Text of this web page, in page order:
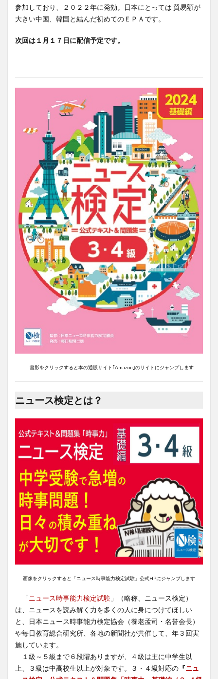
参加しており、２０２２年に発効。日本にとっては 貿易額が
大きい中国、韓国と結んだ初めてのＥＰＡです。
次回は１月１７日に配信予定です。
書影をクリックすると本の通販サイト｢Amazon｣のサイトにジャンプします
ニュース検定とは？
画像をクリックすると「ニュース時事能力検定試験」公式HPにジャンプします
「ニュース時事能力検定試験 」（略称、ニュース検定）
は、ニュースを読み解く力を多くの人に身につけてほしい
と、日本ニュース時事能力検定協会（養老孟司・名誉会長）
や毎日教育総合研究所、各地の新聞社が共催して、年３回実
施しています。
１級～５級まで６段階ありますが、４級は主に中学生以
上、３級は中高校生以上が対象です。３・４級対応の 『ニュ